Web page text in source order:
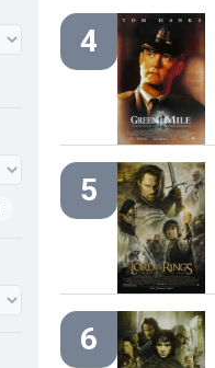
4
5
6